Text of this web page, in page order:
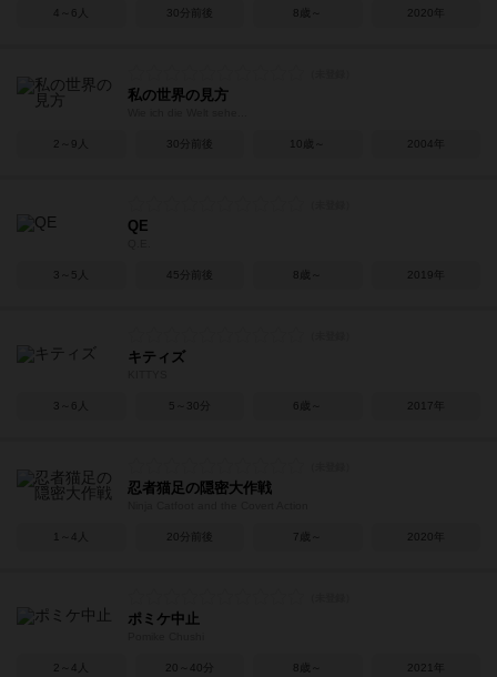
4～6人 30分前後 8歳～ 2020年
私の世界の見方
2～9人 30分前後 10歳～ 2004年
QE
3～5人 45分前後 8歳～ 2019年
キティズ
3～6人 5～30分 6歳～ 2017年
忍者猫足の隠密大作戦
1～4人 20分前後 7歳～ 2020年
ポミケ中止
2～4人 20～40分 8歳～ 2021年